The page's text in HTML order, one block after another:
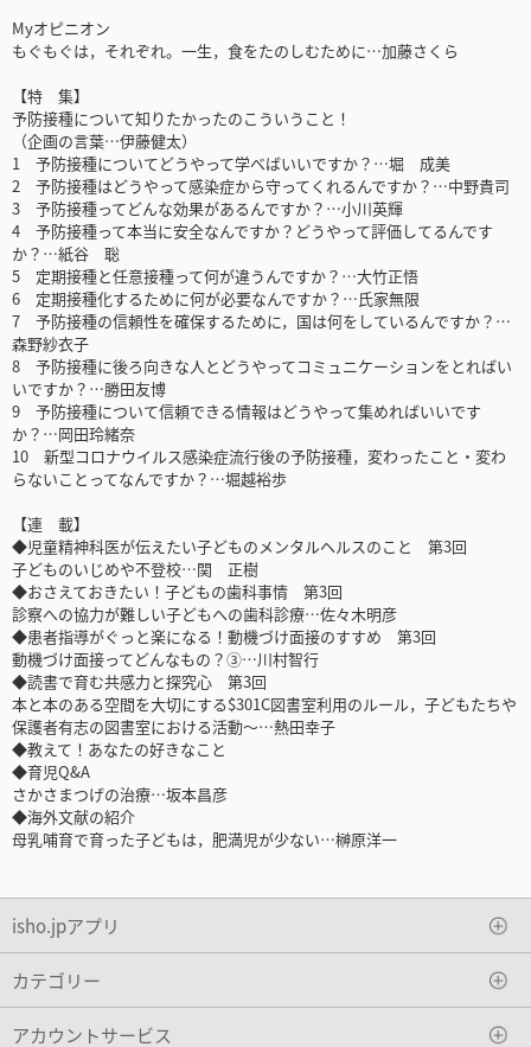
Myオピニオン
もぐもぐは，それぞれ。一生，食をたのしむために…加藤さくら
【特 集】
予防接種について知りたかったのこういうこと！
（企画の言葉…伊藤健太）
1 予防接種についてどうやって学べばいいですか？…堀 成美
2 予防接種はどうやって感染症から守ってくれるんですか？…中野貴司
3 予防接種ってどんな効果があるんですか？…小川英輝
4 予防接種って本当に安全なんですか？どうやって評価してるんです
か？…紙谷 聡
5 定期接種と任意接種って何が違うんですか？…大竹正悟
6 定期接種化するために何が必要なんですか？…氏家無限
7 予防接種の信頼性を確保するために，国は何をしているんですか？…
森野紗衣子
8 予防接種に後ろ向きな人とどうやってコミュニケーションをとればい
いですか？…勝田友博
9 予防接種について信頼できる情報はどうやって集めればいいです
か？…岡田玲緒奈
10 新型コロナウイルス感染症流行後の予防接種，変わったこと・変わ
らないことってなんですか？…堀越裕歩
【連 載】
◆児童精神科医が伝えたい子どものメンタルヘルスのこと 第3回
子どものいじめや不登校…関 正樹
◆おさえておきたい！子どもの歯科事情 第3回
診察への協力が難しい子どもへの歯科診療…佐々木明彦
◆患者指導がぐっと楽になる！動機づけ面接のすすめ 第3回
動機づけ面接ってどんなもの？③…川村智行
◆読書で育む共感力と探究心 第3回
本と本のある空間を大切にする$301C図書室利用のルール，子どもたちや
保護者有志の図書室における活動～…熱田幸子
◆教えて！あなたの好きなこと
◆育児Q&A
さかさまつげの治療…坂本昌彦
◆海外文献の紹介
母乳哺育で育った子どもは，肥満児が少ない…榊原洋一
isho.jpアプリ
カテゴリー
アカウントサービス